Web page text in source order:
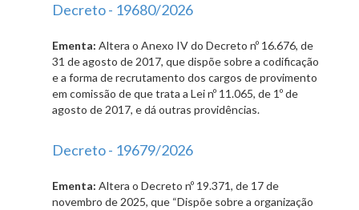
Decreto - 19680/2026
Ementa: Altera o Anexo IV do Decreto nº 16.676, de
31 de agosto de 2017, que dispõe sobre a codificação
e a forma de recrutamento dos cargos de provimento
em comissão de que trata a Lei nº 11.065, de 1º de
agosto de 2017, e dá outras providências.
Decreto - 19679/2026
Ementa: Altera o Decreto nº 19.371, de 17 de
novembro de 2025, que “Dispõe sobre a organização